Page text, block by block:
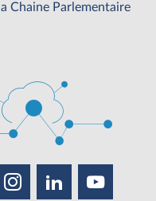
la Chaine Parlementaire